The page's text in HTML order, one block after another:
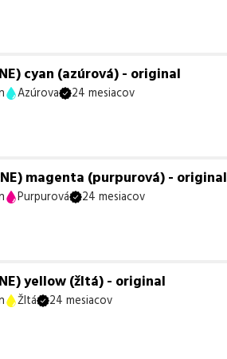
cyan (azúrová) - original
Azúrova 24 mesiacov
magenta (purpurová) - original
Purpurová 24 mesiacov
yellow (žltá) - original
Žltá 24 mesiacov